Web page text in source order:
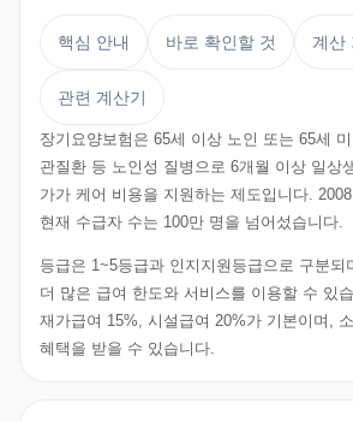
핵심 안내 바로 확인할 것 계산
관련 계산기
장기요양보험은 65세 이상 노인 또는 65세
관질환 등 노인성 질병으로 6개월 이상 일상
가가 케어 비용을 지원하는 제도입니다.
현재 수급자 수는 100만 명을 넘어섰습니다.
등급은 1~5등급과 인지지원등급으로 구분되
더 많은 급여 한도와 서비스를 이용할 수 있
재가급여 15%, 시설급여 20%가 기본이며,
혜택을 받을 수 있습니다.